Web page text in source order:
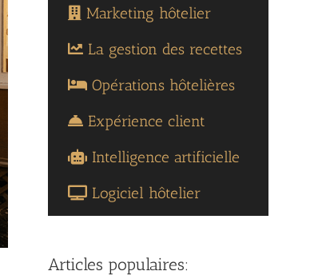
Marketing hôtelier
La gestion des recettes
Opérations hôtelières
Expérience client
Intelligence artificielle
Logiciel hôtelier
Articles populaires: